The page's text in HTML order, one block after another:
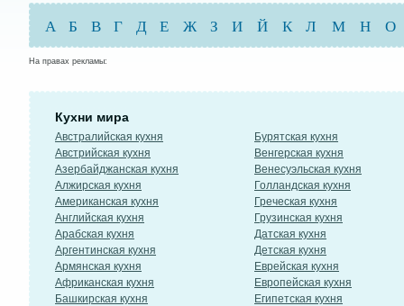
А Б В Г Д Е Ж З И Й К Л М Н О
На правах рекламы:
Кухни мира
Австралийская кухня
Австрийская кухня
Азербайджанская кухня
Алжирская кухня
Американская кухня
Английская кухня
Арабская кухня
Аргентинская кухня
Армянская кухня
Африканская кухня
Башкирская кухня
Бурятская кухня
Венгерская кухня
Венесуэльская кухня
Голландская кухня
Греческая кухня
Грузинская кухня
Датская кухня
Детская кухня
Еврейская кухня
Европейская кухня
Египетская кухня